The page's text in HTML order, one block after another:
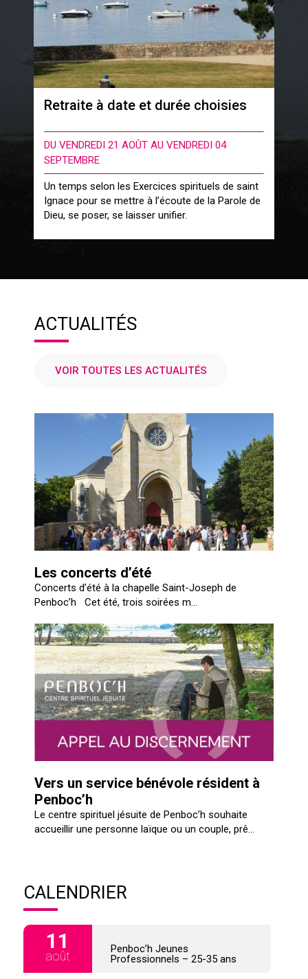
Retraite à date et durée choisies
DU VENDREDI 21 AOÛT AU VENDREDI 04
SEPTEMBRE
Un temps selon les Exercices spirituels de saint
Ignace pour se mettre à l’écoute de la Parole de
Dieu, se poser, se laisser unifier.
ACTUALITÉS
VOIR TOUTES LES ACTUALITÉS
Les concerts d’été
Concerts d’été à la chapelle Saint-Joseph de
Penboc’h Cet été, trois soirées m...
Vers un service bénévole résident à
Penboc’h
Le centre spirituel jésuite de Penboc’h souhaite
accueillir une personne laïque ou un couple, prê...
CALENDRIER
11
août
Penboc’h Jeunes
Professionnels – 25-35 ans